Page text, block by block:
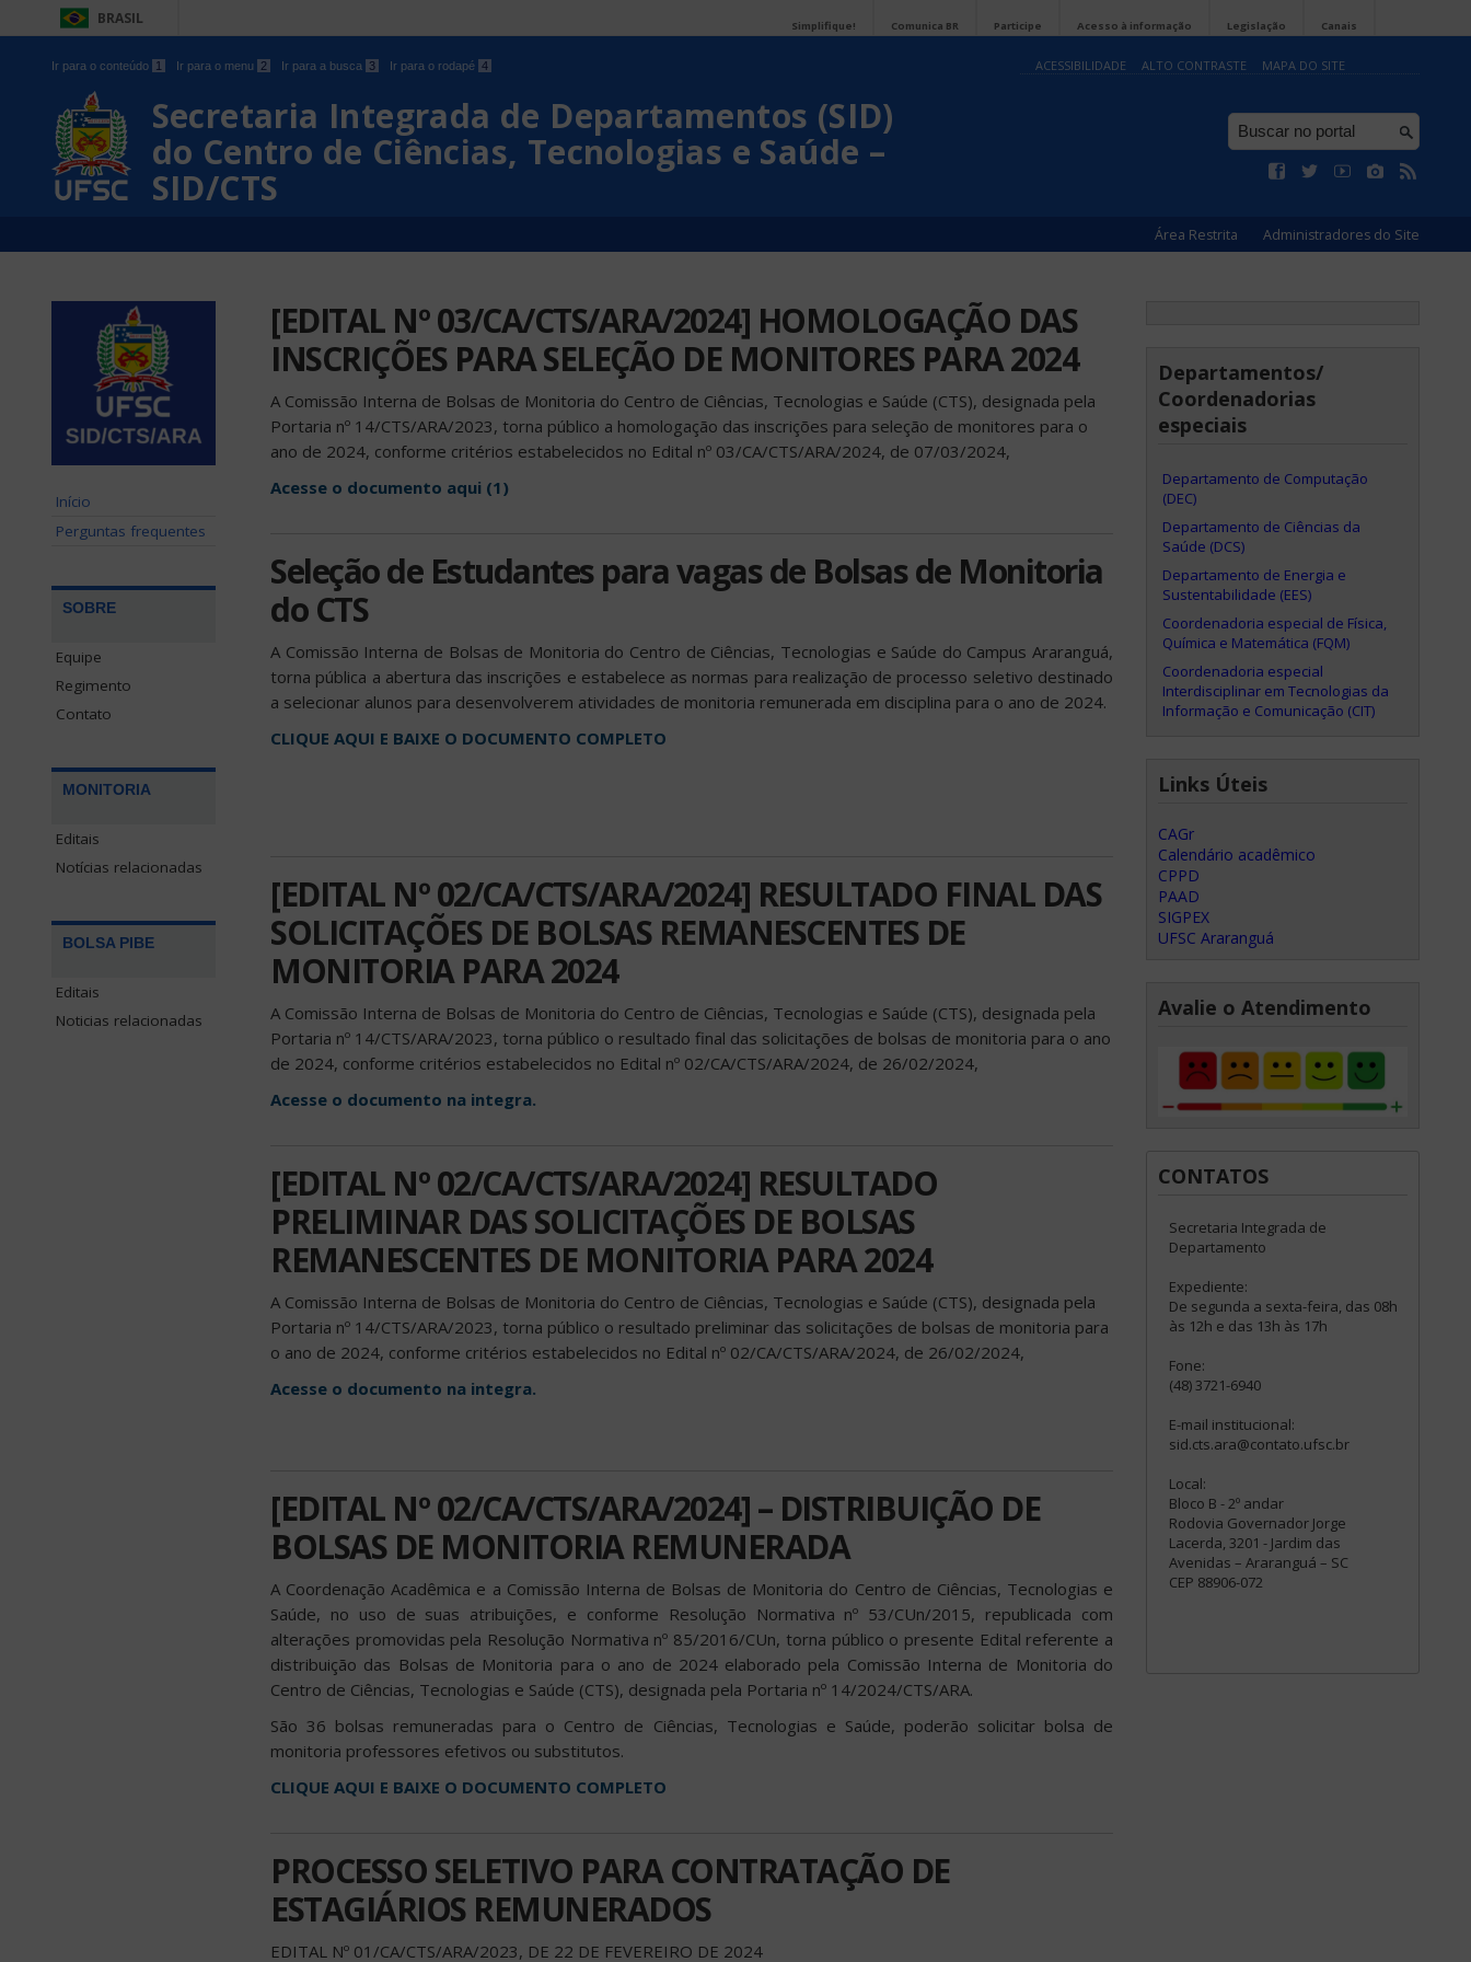
BRASIL Simplifique! Comunica BR Participe Acesso à informação Legislação Canais
Ir para o conteúdo 1 Ir para o menu 2 Ir para a busca 3 Ir para o rodapé 4 ACESSIBILIDADE ALTO CONTRASTE MAPA DO SITE
Secretaria Integrada de Departamentos (SID)
do Centro de Ciências, Tecnologias e Saúde –
SID/CTS
Área Restrita Administradores do Site
Início
Perguntas frequentes
SOBRE
Equipe
Regimento
Contato
MONITORIA
Editais
Notícias relacionadas
BOLSA PIBE
Editais
Noticias relacionadas
[EDITAL Nº 03/CA/CTS/ARA/2024] HOMOLOGAÇÃO DAS
INSCRIÇÕES PARA SELEÇÃO DE MONITORES PARA 2024
A Comissão Interna de Bolsas de Monitoria do Centro de Ciências, Tecnologias e Saúde (CTS), designada pela
Portaria nº 14/CTS/ARA/2023, torna público a homologação das inscrições para seleção de monitores para o
ano de 2024, conforme critérios estabelecidos no Edital nº 03/CA/CTS/ARA/2024, de 07/03/2024,
Acesse o documento aqui (1)
Seleção de Estudantes para vagas de Bolsas de Monitoria
do CTS
A Comissão Interna de Bolsas de Monitoria do Centro de Ciências, Tecnologias e Saúde do Campus Araranguá,
torna pública a abertura das inscrições e estabelece as normas para realização de processo seletivo destinado
a selecionar alunos para desenvolverem atividades de monitoria remunerada em disciplina para o ano de 2024.
CLIQUE AQUI E BAIXE O DOCUMENTO COMPLETO
[EDITAL Nº 02/CA/CTS/ARA/2024] RESULTADO FINAL DAS
SOLICITAÇÕES DE BOLSAS REMANESCENTES DE
MONITORIA PARA 2024
A Comissão Interna de Bolsas de Monitoria do Centro de Ciências, Tecnologias e Saúde (CTS), designada pela
Portaria nº 14/CTS/ARA/2023, torna público o resultado final das solicitações de bolsas de monitoria para o ano
de 2024, conforme critérios estabelecidos no Edital nº 02/CA/CTS/ARA/2024, de 26/02/2024,
Acesse o documento na integra.
[EDITAL Nº 02/CA/CTS/ARA/2024] RESULTADO
PRELIMINAR DAS SOLICITAÇÕES DE BOLSAS
REMANESCENTES DE MONITORIA PARA 2024
A Comissão Interna de Bolsas de Monitoria do Centro de Ciências, Tecnologias e Saúde (CTS), designada pela
Portaria nº 14/CTS/ARA/2023, torna público o resultado preliminar das solicitações de bolsas de monitoria para
o ano de 2024, conforme critérios estabelecidos no Edital nº 02/CA/CTS/ARA/2024, de 26/02/2024,
Acesse o documento na integra.
[EDITAL Nº 02/CA/CTS/ARA/2024] – DISTRIBUIÇÃO DE
BOLSAS DE MONITORIA REMUNERADA
A Coordenação Acadêmica e a Comissão Interna de Bolsas de Monitoria do Centro de Ciências, Tecnologias e
Saúde, no uso de suas atribuições, e conforme Resolução Normativa nº 53/CUn/2015, republicada com
alterações promovidas pela Resolução Normativa nº 85/2016/CUn, torna público o presente Edital referente a
distribuição das Bolsas de Monitoria para o ano de 2024 elaborado pela Comissão Interna de Monitoria do
Centro de Ciências, Tecnologias e Saúde (CTS), designada pela Portaria nº 14/2024/CTS/ARA.
São 36 bolsas remuneradas para o Centro de Ciências, Tecnologias e Saúde, poderão solicitar bolsa de
monitoria professores efetivos ou substitutos.
CLIQUE AQUI E BAIXE O DOCUMENTO COMPLETO
PROCESSO SELETIVO PARA CONTRATAÇÃO DE
ESTAGIÁRIOS REMUNERADOS
EDITAL Nº 01/CA/CTS/ARA/2023, DE 22 DE FEVEREIRO DE 2024
Departamentos/
Coordenadorias
especiais
Departamento de Computação
(DEC)
Departamento de Ciências da
Saúde (DCS)
Departamento de Energia e
Sustentabilidade (EES)
Coordenadoria especial de Física,
Química e Matemática (FQM)
Coordenadoria especial
Interdisciplinar em Tecnologias da
Informação e Comunicação (CIT)
Links Úteis
CAGr
Calendário acadêmico
CPPD
PAAD
SIGPEX
UFSC Araranguá
Avalie o Atendimento
CONTATOS
Secretaria Integrada de
Departamento
Expediente:
De segunda a sexta-feira, das 08h
às 12h e das 13h às 17h
Fone:
(48) 3721-6940
E-mail institucional:
sid.cts.ara@contato.ufsc.br
Local:
Bloco B - 2º andar
Rodovia Governador Jorge
Lacerda, 3201 - Jardim das
Avenidas – Araranguá – SC
CEP 88906-072